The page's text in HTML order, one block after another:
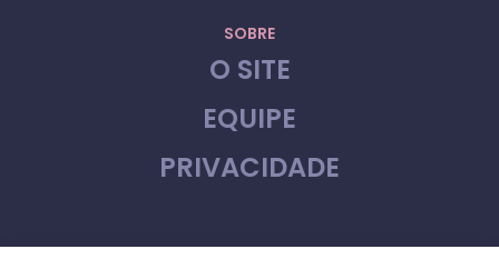
SOBRE
O SITE
EQUIPE
PRIVACIDADE